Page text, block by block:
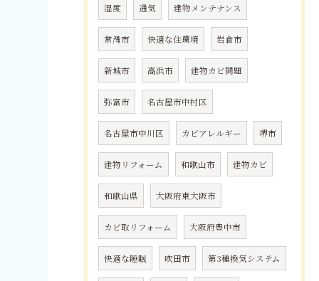
湿度 通気 建物メンテナンス
常滑市 快適な住環境 岩倉市
新城市 高浜市 建物カビ問題
弥富市 名古屋市中村区
名古屋市中川区 カビアレルギー 堺市
建物リフォーム 和歌山市 建物カビ
和歌山県 大阪府東大阪市
カビ取リフォーム 大阪府豊中市
快適な睡眠 吹田市 第3種換気システム